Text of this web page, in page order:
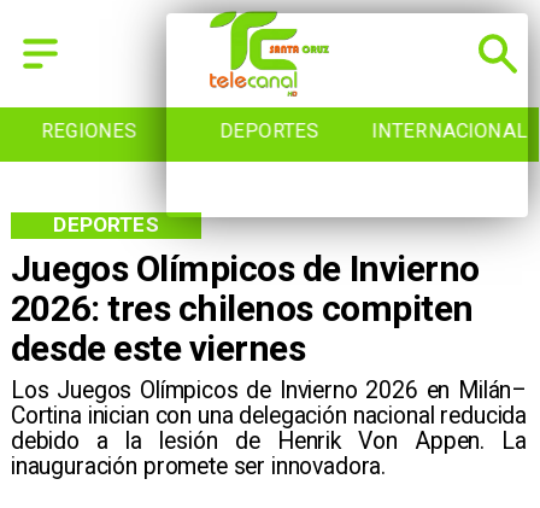
REGIONES DEPORTES INTERNACIONAL
Juegos Olímpicos de Invierno
2026: tres chilenos compiten
desde este viernes
Los Juegos Olímpicos de Invierno 2026 en Milán–
Cortina inician con una delegación nacional reducida
debido a la lesión de Henrik Von Appen. La
inauguración promete ser innovadora.
DEPORTES